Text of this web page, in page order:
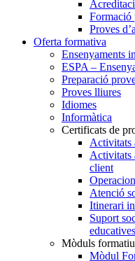
Formació
Proves
Oferta formativa
Ensenyaments
ESPA –
Preparació
Proves lliures
Idiomes
Informàtica
Certificats de
Activitats
Activitats
client
Atenció
Itinerari
Suport
educatives
Mòduls
Mòdul